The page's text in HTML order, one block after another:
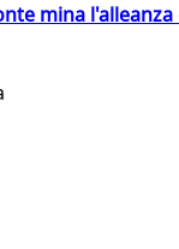
mina